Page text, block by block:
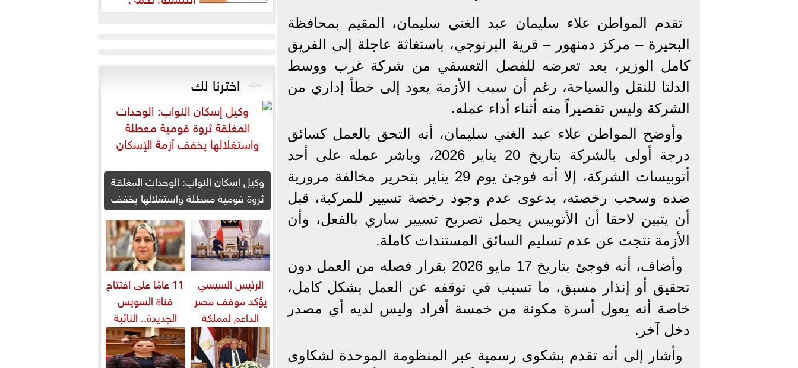
تقدم المواطن علاء سليمان عبد الغني سليمان، المقيم بمحافظة
البحيرة – مركز دمنهور – قرية البرنوجي، باستغاثة عاجلة إلى الفريق
كامل الوزير، بعد تعرضه للفصل التعسفي من شركة غرب ووسط
الدلتا للنقل والسياحة، رغم أن سبب الأزمة يعود إلى خطأ إداري من
الشركة وليس تقصيراً منه أثناء أداء عمله.
وأوضح المواطن علاء عبد الغني سليمان، أنه التحق بالعمل كسائق
درجة أولى بالشركة بتاريخ 20 يناير 2026، وباشر عمله على أحد
أتوبيسات الشركة، إلا أنه فوجئ يوم 29 يناير بتحرير مخالفة مرورية
ضده وسحب رخصته، بدعوى عدم وجود رخصة تسيير للمركبة، قبل
أن يتبين لاحقا أن الأتوبيس يحمل تصريح تسيير ساري بالفعل، وأن
الأزمة نتجت عن عدم تسليم السائق المستندات كاملة.
وأضاف، أنه فوجئ بتاريخ 17 مايو 2026 بقرار فصله من العمل دون
تحقيق أو إنذار مسبق، ما تسبب في توقفه عن العمل بشكل كامل،
خاصة أنه يعول أسرة مكونة من خمسة أفراد وليس لديه أي مصدر
دخل آخر.
وأشار إلى أنه تقدم بشكوى رسمية عبر المنظومة الموحدة لشكاوى
الطلاب من النصب الأكاديمي
اخترنا لك
وكيل إسكان النواب: الوحدات المغلقة
ثروة قومية معطلة واستغلالها يخفف
أزمة الإسكان
الرئيس السيسي
يؤكد موقف مصر
الداعم لمملكة
البحرين لحماية أمنها
واستقرارها
11 عامًا على افتتاح
قناة السويس
الجديدة.. النائبة
مروة قنصوة: رؤية
الدولة...